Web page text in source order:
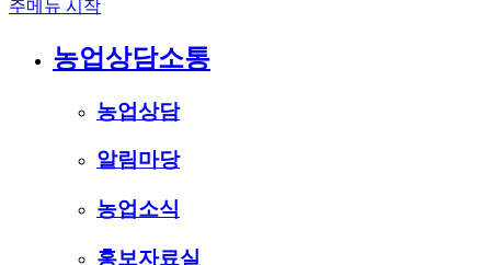
주메뉴 시작
농업상담소통
농업상담
알림마당
농업소식
홍보자료실